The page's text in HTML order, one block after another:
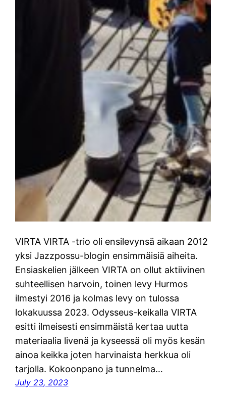
VIRTA VIRTA -trio oli ensilevynsä aikaan 2012
yksi Jazzpossu-blogin ensimmäisiä aiheita.
Ensiaskelien jälkeen VIRTA on ollut aktiivinen
suhteellisen harvoin, toinen levy Hurmos
ilmestyi 2016 ja kolmas levy on tulossa
lokakuussa 2023. Odysseus-keikalla VIRTA
esitti ilmeisesti ensimmäistä kertaa uutta
materiaalia livenä ja kyseessä oli myös kesän
ainoa keikka joten harvinaista herkkua oli
tarjolla. Kokoonpano ja tunnelma…
July 23, 2023